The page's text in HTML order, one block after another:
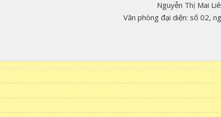
Nguyễn Thị Mai
Văn phòng đại diện: số 02,